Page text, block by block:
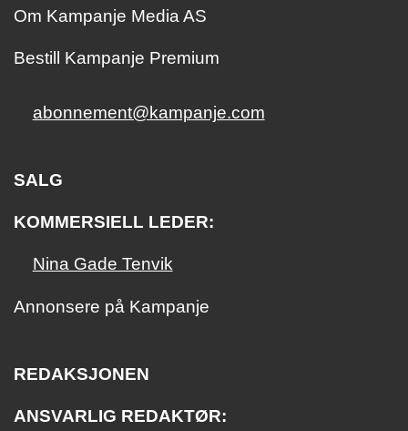
Om Kampanje Media AS
Bestill Kampanje Premium
abonnement@kampanje.com
SALG
KOMMERSIELL LEDER:
Nina Gade Tenvik
Annonsere på Kampanje
REDAKSJONEN
ANSVARLIG REDAKTØR: